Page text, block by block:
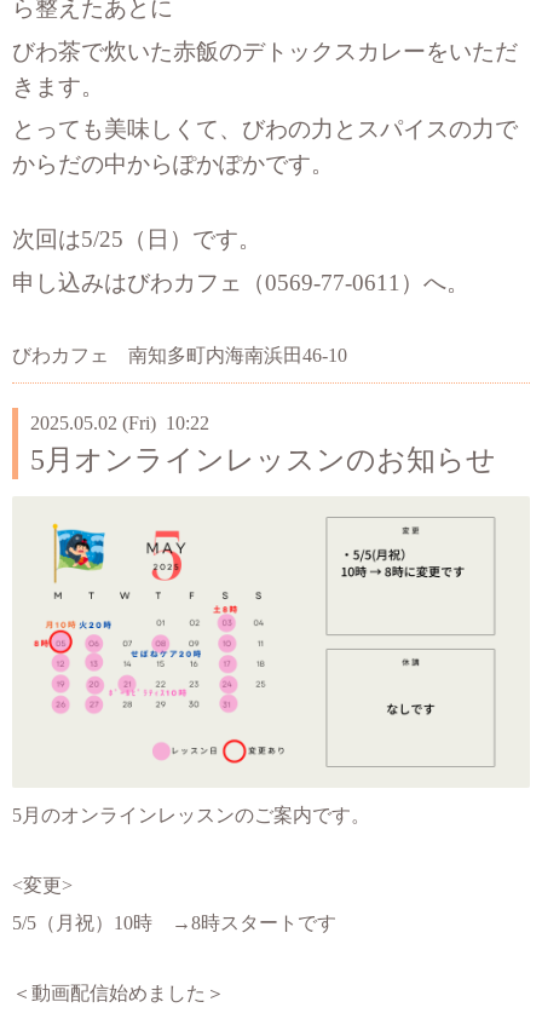
ら整えたあとに
びわ茶で炊いた赤飯のデトックスカレーをいただ
きます。
とっても美味しくて、びわの力とスパイスの力で
からだの中からぽかぽかです。
次回は5/25（日）です。
申し込みはびわカフェ（0569-77-0611）へ。
びわカフェ 南知多町内海南浜田46-10
2025.05.02 (Fri) 10:22
5月オンラインレッスンのお知らせ
5月のオンラインレッスンのご案内です。
<変更>
5/5（月祝）10時 →8時スタートです
＜動画配信始めました＞